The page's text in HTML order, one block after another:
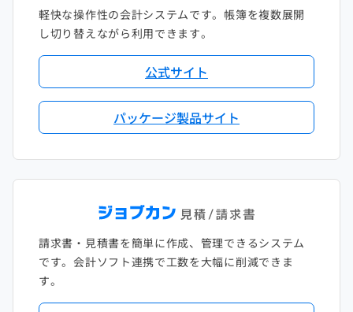
軽快な操作性の会計システムです。帳簿を複数展開
し切り替えながら利用できます。
公式サイト
パッケージ製品サイト
請求書・見積書を簡単に作成、管理できるシステム
です。会計ソフト連携で工数を大幅に削減できま
す。